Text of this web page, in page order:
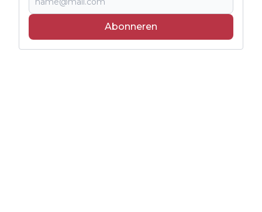
Abonneren